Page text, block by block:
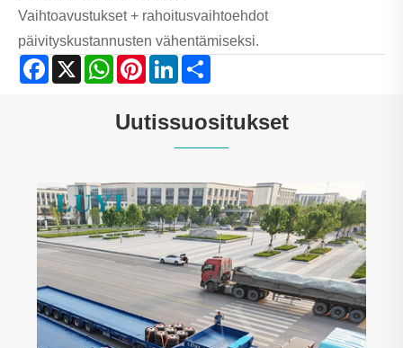
Vaihtoavustukset + rahoitusvaihtoehdot
päivityskustannusten vähentämiseksi.
Facebook
X WhatsApp
PinterestLinkedIn
Uutissuositukset